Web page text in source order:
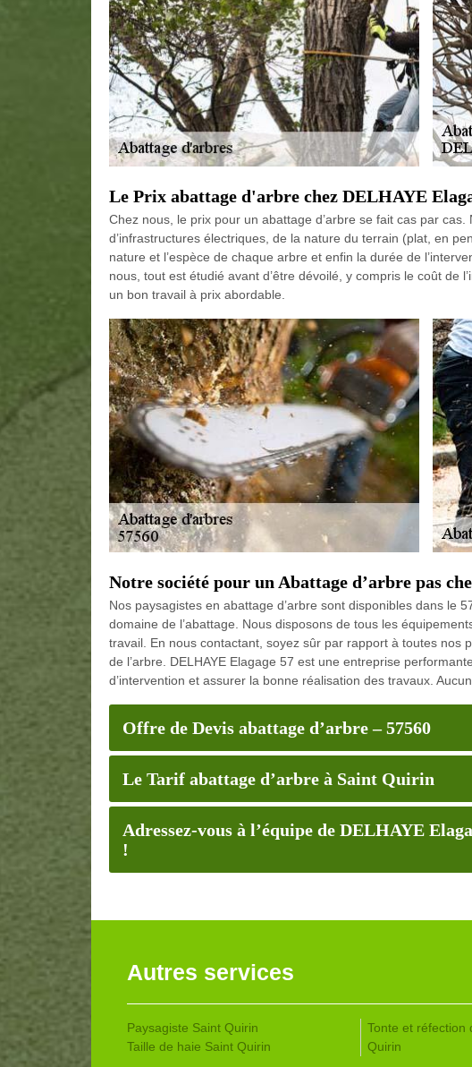
Le Prix abattage d'arbre chez DELHAYE
Chez nous, le prix pour un abattage d’arbre se fait cas par
d’infrastructures électriques, de la nature du terrain (plat, en
nature et l’espèce de chaque arbre et enfin la durée de
nous, tout est étudié avant d’être dévoilé, y compris le coût de
un bon travail à prix abordable.
Notre société pour un Abattage d’arbre pas
Nos paysagistes en abattage d’arbre sont disponibles dans le
domaine de l’abattage. Nous disposons de tous les
travail. En nous contactant, soyez sûr par rapport à toutes nos
de l’arbre. DELHAYE Elagage 57 est une entreprise
d’intervention et assurer la bonne réalisation des travaux.
Offre de Devis abattage d’arbre – 57560
Le Tarif abattage d’arbre à Saint Quirin
Adressez-vous à l’équipe de DELHAYE
!
Autres services
Paysagiste Saint Quirin
Taille de haie Saint Quirin
Tonte et réfection
Quirin